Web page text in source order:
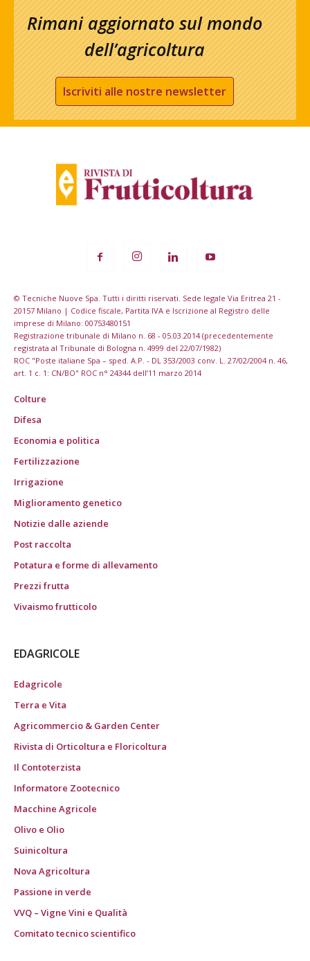
Rimani aggiornato sul mondo
dell’agricoltura
Iscriviti alle nostre newsletter
© Tecniche Nuove Spa. Tutti i diritti riservati. Sede legale Via Eritrea 21 -
20157 Milano | Codice fiscale, Partita IVA e Iscrizione al Registro delle
imprese di Milano: 00753480151
Registrazione tribunale di Milano n. 68 - 05.03.2014 (precedentemente
registrata al Tribunale di Bologna n. 4999 del 22/07/1982)
ROC "Poste italiane Spa – sped. A.P. - DL 353/2003 conv. L. 27/02/2004 n. 46,
art. 1 c. 1: CN/BO" ROC n° 24344 dell’11 marzo 2014
Colture
Difesa
Economia e politica
Fertilizzazione
Irrigazione
Miglioramento genetico
Notizie dalle aziende
Post raccolta
Potatura e forme di allevamento
Prezzi frutta
Vivaismo frutticolo
EDAGRICOLE
Edagricole
Terra e Vita
Agricommercio & Garden Center
Rivista di Orticoltura e Floricoltura
Il Contoterzista
Informatore Zootecnico
Macchine Agricole
Olivo e Olio
Suinicoltura
Nova Agricoltura
Passione in verde
VVQ – Vigne Vini e Qualità
Comitato tecnico scientifico